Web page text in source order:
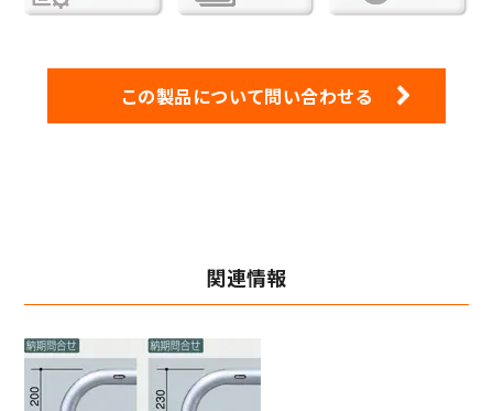
この製品について問い合わせる
関連情報